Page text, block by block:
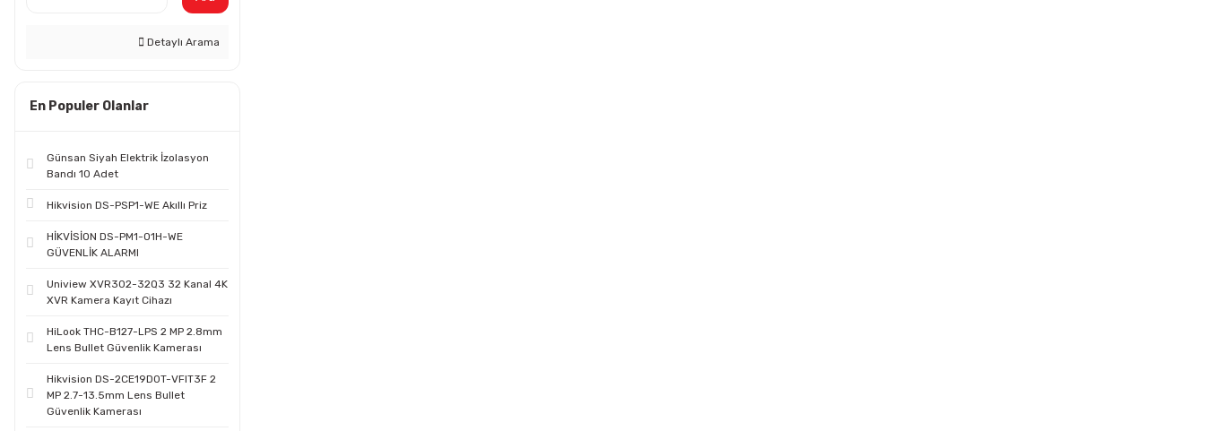
Detaylı Arama
En Populer Olanlar
Günsan Siyah Elektrik İzolasyon
Bandı 10 Adet
Hikvision DS-PSP1-WE Akıllı Priz
HİKVİSİON DS-PM1-O1H-WE
GÜVENLİK ALARMI
Uniview XVR302-32Q3 32 Kanal 4K
XVR Kamera Kayıt Cihazı
HiLook THC-B127-LPS 2 MP 2.8mm
Lens Bullet Güvenlik Kamerası
Hikvision DS-2CE19D0T-VFIT3F 2
MP 2.7-13.5mm Lens Bullet
Güvenlik Kamerası